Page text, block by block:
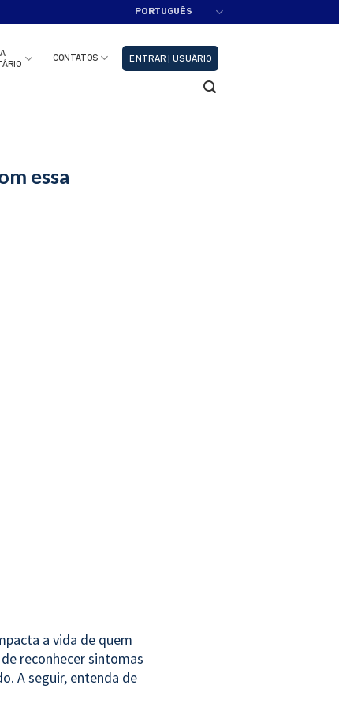
PORTUGUÊS
CONTATOS ENTRAR | USUÁRIO
essa
a vida de quem
reconhecer sintomas
A seguir, entenda de
se!! Fechar